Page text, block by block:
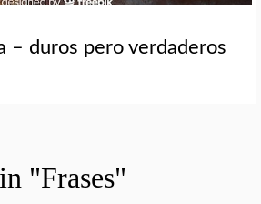
– duros pero verdaderos
"Frases"